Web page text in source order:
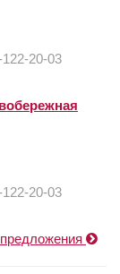
20-03
20-03